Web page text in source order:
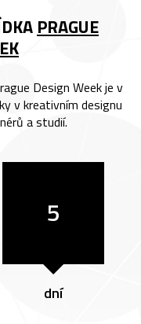
PRAGUE
Design Week je v
v kreativním designu
a studií.
5
dní